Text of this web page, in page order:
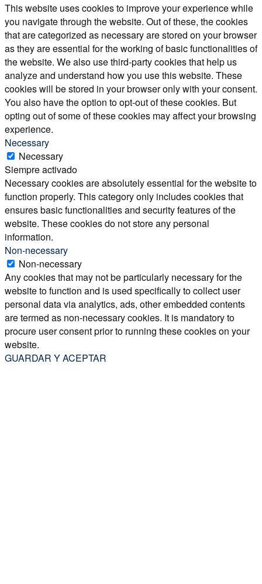
This website uses cookies to improve your experience while
you navigate through the website. Out of these, the cookies
that are categorized as necessary are stored on your browser
as they are essential for the working of basic functionalities of
the website. We also use third-party cookies that help us
analyze and understand how you use this website. These
cookies will be stored in your browser only with your consent.
You also have the option to opt-out of these cookies. But
opting out of some of these cookies may affect your browsing
experience.
Necessary
Necessary
Siempre activado
Necessary cookies are absolutely essential for the website to
function properly. This category only includes cookies that
ensures basic functionalities and security features of the
website. These cookies do not store any personal
information.
Non-necessary
Non-necessary
Any cookies that may not be particularly necessary for the
website to function and is used specifically to collect user
personal data via analytics, ads, other embedded contents
are termed as non-necessary cookies. It is mandatory to
procure user consent prior to running these cookies on your
website.
GUARDAR Y ACEPTAR